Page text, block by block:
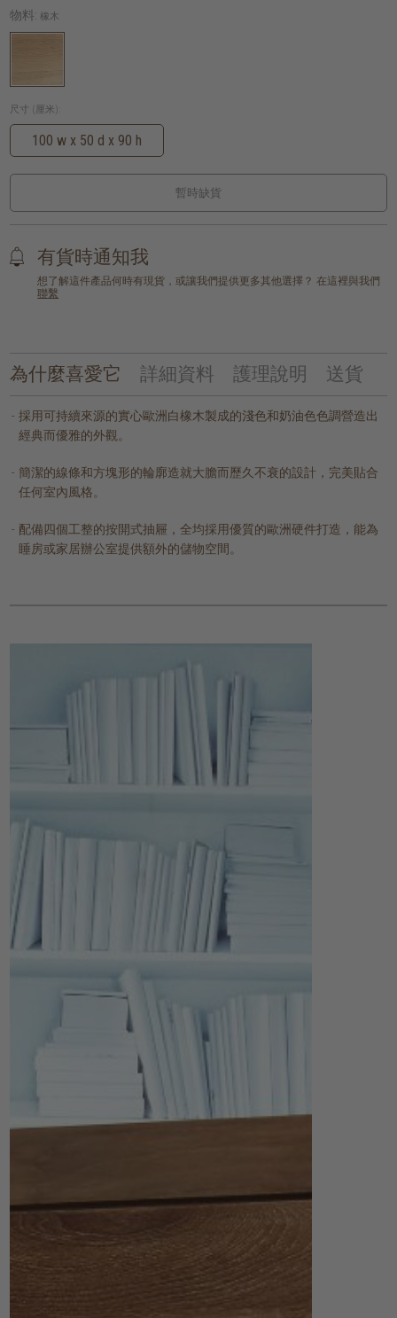
物料: 橡木
尺寸 (厘米):
100 w x 50 d x 90 h
暫時缺貨
有貨時通知我
想了解這件產品何時有現貨，或讓我們提供更多其他選擇？ 在這裡與我們
聯繫
為什麼喜愛它 詳細資料 護理說明 送貨
採用可持續來源的實心歐洲白橡木製成的淺色和奶油色色調營造出
經典而優雅的外觀。
簡潔的線條和方塊形的輪廓造就大膽而歷久不衰的設計，完美貼合
任何室內風格。
配備四個工整的按開式抽屜，全均採用優質的歐洲硬件打造，能為
睡房或家居辦公室提供額外的儲物空間。